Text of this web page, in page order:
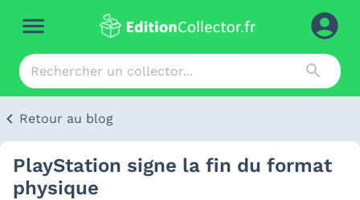
Retour au blog
PlayStation signe la fin du format
physique